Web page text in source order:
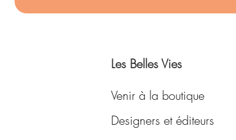
Les Belles Vies
Venir à la boutique
Designers et éditeurs